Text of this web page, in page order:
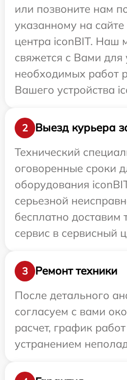
или позвоните нам
указанному на сайте
центра iconBIT. Наш
свяжется с Вами для
необходимых работ
Вашего устройства
2
Выезд курьера
Технический
оговоренные сроки
оборудования
серьезной
бесплатно доставим
сервис в сервисный
3
Ремонт техники
После детального
согласуем с вами
расчет, график
устранением